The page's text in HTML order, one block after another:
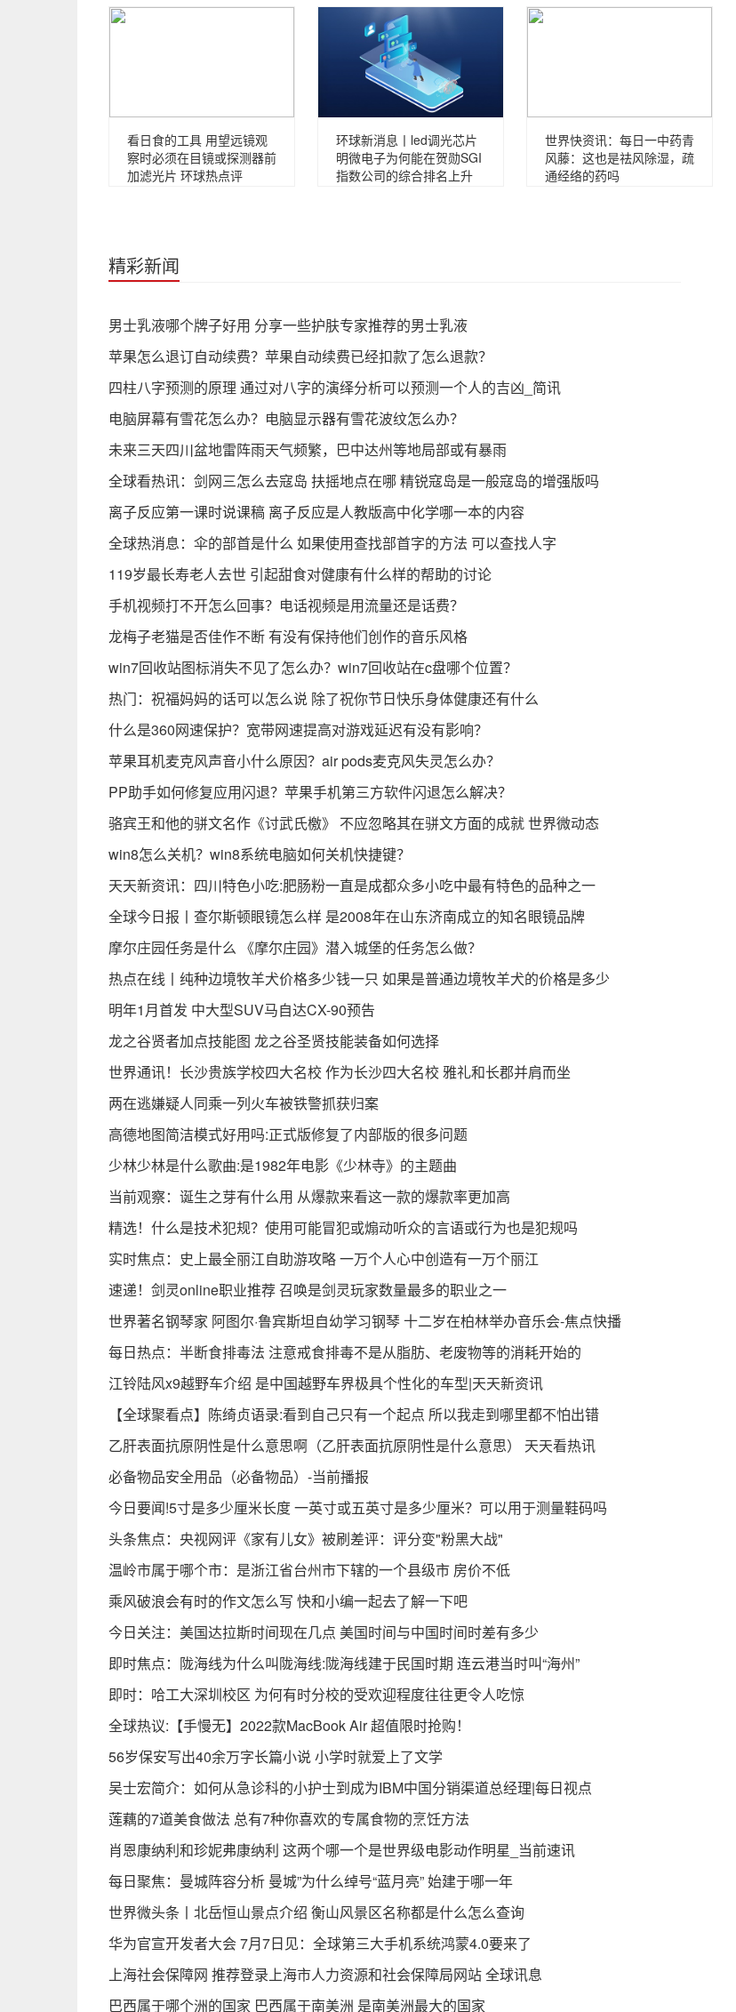
看日食的工具 用望远镜观
察时必须在目镜或探测器前
加滤光片 环球热点评
环球新消息丨led调光芯片
明微电子为何能在贺勋SGI
指数公司的综合排名上升
世界快资讯：每日一中药青
风藤：这也是祛风除湿，疏
通经络的药吗
精彩新闻
男士乳液哪个牌子好用 分享一些护肤专家推荐的男士乳液
苹果怎么退订自动续费？苹果自动续费已经扣款了怎么退款？
四柱八字预测的原理 通过对八字的演绎分析可以预测一个人的吉凶_简讯
电脑屏幕有雪花怎么办？电脑显示器有雪花波纹怎么办？
​未来三天四川盆地雷阵雨天气频繁，巴中达州等地局部或有暴雨
全球看热讯：剑网三怎么去寇岛 扶摇地点在哪 精锐寇岛是一般寇岛的增强版吗
离子反应第一课时说课稿 离子反应是人教版高中化学哪一本的内容
全球热消息：伞的部首是什么 如果使用查找部首字的方法 可以查找人字
119岁最长寿老人去世 引起甜食对健康有什么样的帮助的讨论
手机视频打不开怎么回事？电话视频是用流量还是话费？
龙梅子老猫是否佳作不断 有没有保持他们创作的音乐风格
win7回收站图标消失不见了怎么办？win7回收站在c盘哪个位置？
热门：祝福妈妈的话可以怎么说 除了祝你节日快乐身体健康还有什么
什么是360网速保护？宽带网速提高对游戏延迟有没有影响？
苹果耳机麦克风声音小什么原因？air pods麦克风失灵怎么办？
PP助手如何修复应用闪退？苹果手机第三方软件闪退怎么解决？
骆宾王和他的骈文名作《讨武氏檄》 不应忽略其在骈文方面的成就 世界微动态
win8怎么关机？win8系统电脑如何关机快捷键？
天天新资讯：四川特色小吃:肥肠粉一直是成都众多小吃中最有特色的品种之一
全球今日报丨查尔斯顿眼镜怎么样 是2008年在山东济南成立的知名眼镜品牌
摩尔庄园任务是什么 《摩尔庄园》潜入城堡的任务怎么做？
热点在线丨纯种边境牧羊犬价格多少钱一只 如果是普通边境牧羊犬的价格是多少
明年1月首发 中大型SUV马自达CX-90预告
龙之谷贤者加点技能图 龙之谷圣贤技能装备如何选择
世界通讯！长沙贵族学校四大名校 作为长沙四大名校 雅礼和长郡并肩而坐
两在逃嫌疑人同乘一列火车被铁警抓获归案
高德地图简洁模式好用吗:正式版修复了内部版的很多问题
少林少林是什么歌曲:是1982年电影《少林寺》的主题曲
当前观察：诞生之芽有什么用 从爆款来看这一款的爆款率更加高
精选！什么是技术犯规？使用可能冒犯或煽动听众的言语或行为也是犯规吗
实时焦点：史上最全丽江自助游攻略 一万个人心中创造有一万个丽江
速递！剑灵online职业推荐 召唤是剑灵玩家数量最多的职业之一
世界著名钢琴家 阿图尔·鲁宾斯坦自幼学习钢琴 十二岁在柏林举办音乐会-焦点快播
每日热点：半断食排毒法 注意戒食排毒不是从脂肪、老废物等的消耗开始的
江铃陆风x9越野车介绍 是中国越野车界极具个性化的车型|天天新资讯
【全球聚看点】陈绮贞语录:看到自己只有一个起点 所以我走到哪里都不怕出错
乙肝表面抗原阴性是什么意思啊（乙肝表面抗原阴性是什么意思） 天天看热讯
必备物品安全用品（必备物品）-当前播报
今日要闻!5寸是多少厘米长度 一英寸或五英寸是多少厘米？可以用于测量鞋码吗
头条焦点：央视网评《家有儿女》被刷差评：评分变"粉黑大战"
温岭市属于哪个市：是浙江省台州市下辖的一个县级市 房价不低
乘风破浪会有时的作文怎么写 快和小编一起去了解一下吧
今日关注：美国达拉斯时间现在几点 美国时间与中国时间时差有多少
即时焦点：陇海线为什么叫陇海线:陇海线建于民国时期 连云港当时叫“海州”
即时：哈工大深圳校区 为何有时分校的受欢迎程度往往更令人吃惊
全球热议:【手慢无】2022款MacBook Air 超值限时抢购！
56岁保安写出40余万字长篇小说 小学时就爱上了文学
吴士宏简介：如何从急诊科的小护士到成为IBM中国分销渠道总经理|每日视点
莲藕的7道美食做法 总有7种你喜欢的专属食物的烹饪方法
肖恩康纳利和珍妮弗康纳利 这两个哪一个是世界级电影动作明星_当前速讯
每日聚焦：曼城阵容分析 曼城”为什么绰号“蓝月亮” 始建于哪一年
世界微头条丨北岳恒山景点介绍 衡山风景区名称都是什么怎么查询
华为官宣开发者大会 7月7日见：全球第三大手机系统鸿蒙4.0要来了
上海社会保障网 推荐登录上海市人力资源和社会保障局网站 全球讯息
巴西属于哪个洲的国家 巴西属于南美洲 是南美洲最大的国家